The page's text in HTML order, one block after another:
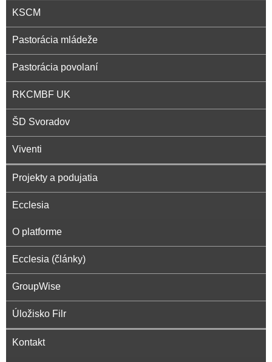
KSCM
Pastorácia mládeže
Pastorácia povolaní
RKCMBF UK
ŠD Svoradov
Viventi
Projekty a podujatia
Ecclesia
O platforme
Ecclesia (články)
GroupWise
Úložisko Filr
Kontakt